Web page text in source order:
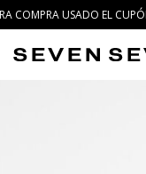
COMPRA USADO EL